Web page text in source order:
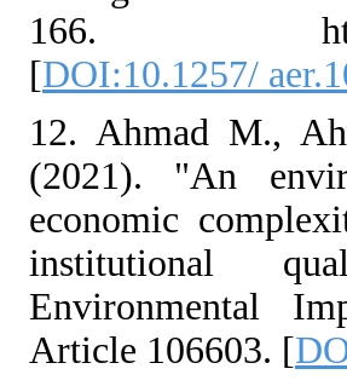
166. https://
[DOI:10.1257/
12. Ahmad M.,
(2021). "An
economic
institutional
Environmental
Article 106603. [